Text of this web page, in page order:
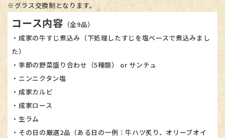
​​​​​​​※グラス交換制となります。
コース内容 （全9品）
・成家の牛すじ煮込み（下処理したすじを塩ベースで煮込みまし
た）
・季節の野菜盛り合わせ（5種類） or サンチュ
・ニンニクタン塩
・成家カルビ
・成家ロース
・生ラム
・その日の厳選2品（ある日の一例：牛ハツ炙り、オリーブオイ